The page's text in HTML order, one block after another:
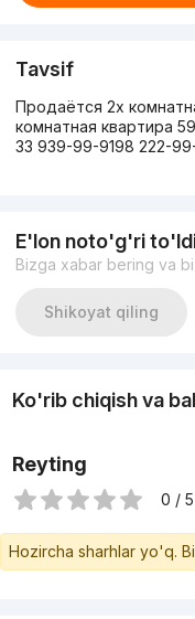
Tavsif
Продаётся 2х
комнатная квартира
33 939-99-9198 222-
E'lon noto'g'ri
Bizga xabar bering va
Shikoyat qiling
Ko'rib chiqish va
Reyting
0 / 5
Hozircha sharhlar yo'q.